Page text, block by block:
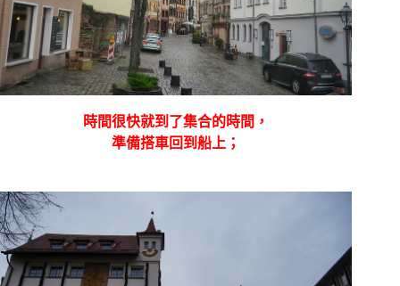
時間很快就到了集合的時間，
準備搭車回到船上；